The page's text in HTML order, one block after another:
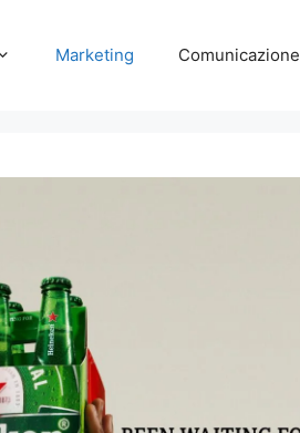
Marketing Comunicazione